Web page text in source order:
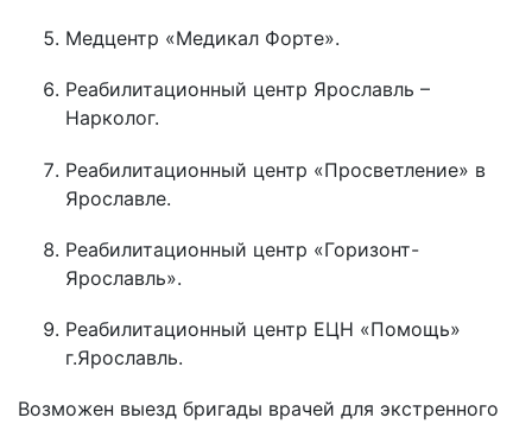
Медцентр «Медикал Форте».
Реабилитационный центр Ярославль –
Нарколог.
Реабилитационный центр «Просветление» в
Ярославле.
Реабилитационный центр «Горизонт-
Ярославль».
Реабилитационный центр ЕЦН «Помощь»
г.Ярославль.
Возможен выезд бригады врачей для экстренного